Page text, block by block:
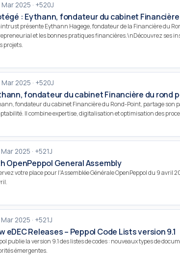
2025 · +520J
: Eythann, fondateur du cabinet
présente Eythann Hagege, fondateur de la Financière du
et les bonnes pratiques financières.\nDécouvrez ses
projets.
2025 · +520J
fondateur du cabinet Financière du rond
fondateur du cabinet Financière du Rond-Point, partage son
Il combine expertise, digitalisation et optimisation des
2025 · +521J
OpenPeppol General Assembly
votre place pour l'Assemblée Générale OpenPeppol du 9 avril
2025 · +521J
eDEC Releases – Peppol Code Lists version 9.1
publie la version 9.1 des listes de codes : nouveaux types de
émergentes.